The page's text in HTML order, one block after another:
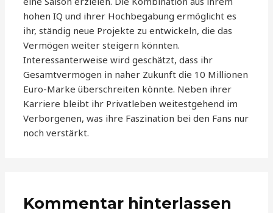
hohen IQ und ihrer Hochbegabung ermöglicht es
ihr, ständig neue Projekte zu entwickeln, die das
Vermögen weiter steigern könnten.
Interessanterweise wird geschätzt, dass ihr
Gesamtvermögen in naher Zukunft die 10 Millionen
Euro-Marke überschreiten könnte. Neben ihrer
Karriere bleibt ihr Privatleben weitestgehend im
Verborgenen, was ihre Faszination bei den Fans nur
noch verstärkt.
Kommentar hinterlassen